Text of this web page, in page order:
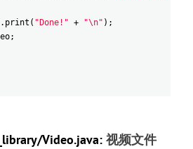
. print ( "Done!" + "\n" ) ;
;
Video.java:视频文件